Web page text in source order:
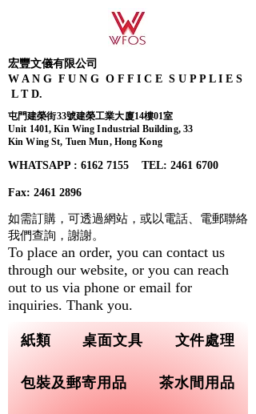
宏豐文儀有限公司
W A N G F U N G O F F I C E S U P P L I E S
L T D.
屯門建榮街33號建榮工業大廈14樓01室
Unit 1401, Kin Wing Industrial Building, 33
Kin Wing St, Tuen Mun, Hong Kong
WHATSAPP : 6162 7155​ TEL: 2461 6700
Fax: 2461 2896
紙類 桌面文具 文件處理
包裝及郵寄用品 茶水間用品
如需訂購，可透過網站，或以電話、電郵聯絡
我們查詢， 謝謝。
To place an order, you can contact us
through our website, or you can reach
out to us via phone or email for
inquiries. Thank you.